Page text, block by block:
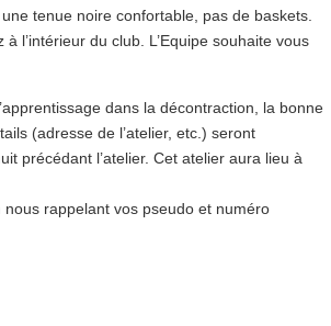
tenue noire confortable, pas de baskets.
l’intérieur du club. L’Equipe souhaite vous
dans la décontraction, la bonne
(adresse de l’atelier, etc.) seront
précédant l’atelier. Cet atelier aura lieu à
rappelant vos pseudo et numéro